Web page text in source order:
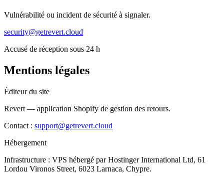
Vulnérabilité ou incident de sécurité à signaler.
security@getrevert.cloud
Accusé de réception sous 24 h
Mentions légales
Éditeur du site
Revert — application Shopify de gestion des retours.
Contact : support@getrevert.cloud
Hébergement
Infrastructure : VPS hébergé par Hostinger International Ltd, 61
Lordou Vironos Street, 6023 Larnaca, Chypre.